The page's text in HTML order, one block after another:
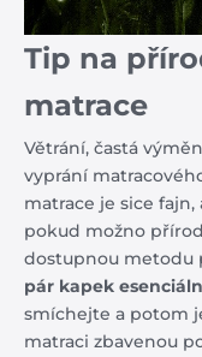
Tip na
matrace
Větrání, častá
vyprání
matrace je sice
pokud možno
dostupnou metodu
pár kapek
smíchejte a potom
matraci zbavenou